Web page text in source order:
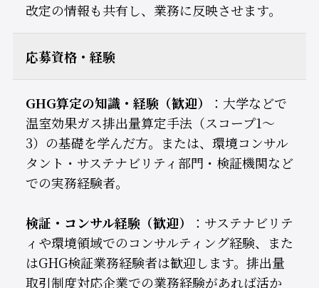
改定の情報も共有し、業務に反映させます。
応募資格・経験
GHG算定の知識・経験（歓迎）
：大学などで
温室効果ガス排出量算定手法（スコープ1～
3）の基礎を学んだ方。または、環境コンサル
タント・サステナビリティ部門・検証機関など
での実務経験者。
検証・コンサル経験（歓迎）
：サステナビリテ
ィや環境領域でのコンサルティング経験、また
はGHG検証業務経験者は歓迎します。排出量
取引制度対応企業での業務経験があれば活か